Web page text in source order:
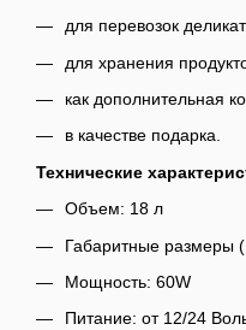
для перевозок
для хранения
как дополнительная
в качестве подарка.
Технические
Объем: 18 л
Габаритные
Мощность: 60W
Питание: от 12/24